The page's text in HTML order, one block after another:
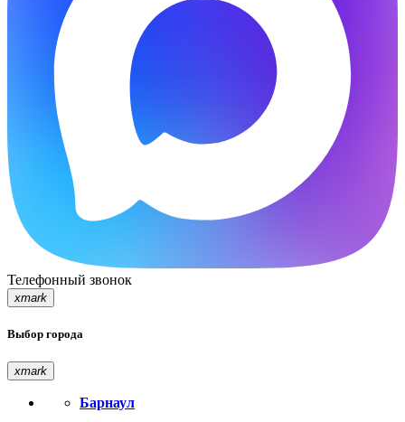
Телефонный звонок
xmark
Выбор города
xmark
Барнаул